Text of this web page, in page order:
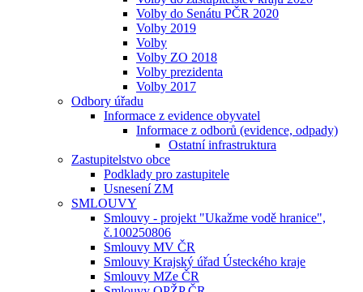
Volby do Senátu PČR 2020
Volby 2019
Volby
Volby ZO 2018
Volby prezidenta
Volby 2017
Odbory úřadu
Informace z evidence obyvatel
Informace z odborů (evidence, odpady)
Ostatní infrastruktura
Zastupitelstvo obce
Podklady pro zastupitele
Usnesení ZM
SMLOUVY
Smlouvy - projekt "Ukažme vodě hranice",
č.100250806
Smlouvy MV ČR
Smlouvy Krajský úřad Ústeckého kraje
Smlouvy MZe ČR